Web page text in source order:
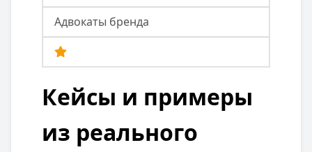
Адвокаты бренда
Кейсы и примеры
из реального